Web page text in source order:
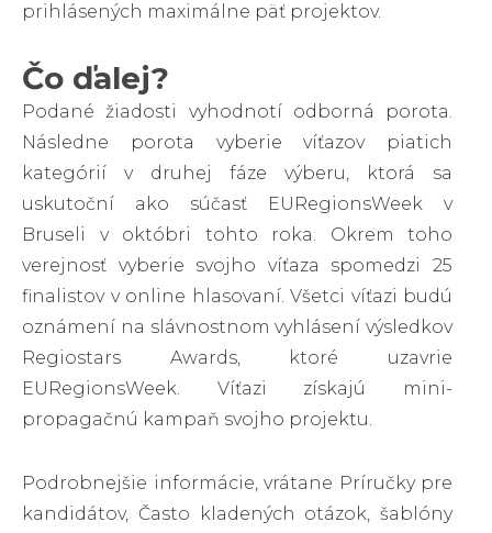
prihlásených maximálne päť projektov.
Čo ďalej?
Podané žiadosti vyhodnotí odborná porota.
Následne porota vyberie víťazov piatich
kategórií v druhej fáze výberu, ktorá sa
uskutoční ako súčasť EURegionsWeek v
Bruseli v októbri tohto roka. Okrem toho
verejnosť vyberie svojho víťaza spomedzi 25
finalistov v online hlasovaní. Všetci víťazi budú
oznámení na slávnostnom vyhlásení výsledkov
Regiostars Awards, ktoré uzavrie
EURegionsWeek. Víťazi získajú mini-
propagačnú kampaň svojho projektu.
Podrobnejšie informácie, vrátane Príručky pre
kandidátov, Často kladených otázok, šablóny